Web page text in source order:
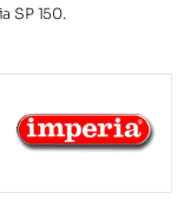
SP 150.